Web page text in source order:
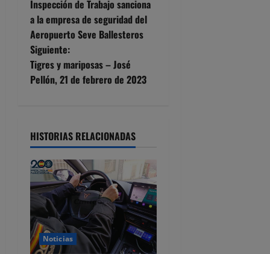
a
v
e
c
i
ó
n
d
Inspección de Trabajo sanciona
a la empresa de seguridad del
Aeropuerto Seve Ballesteros
Siguiente:
Tigres y mariposas – José
Pellón, 21 de febrero de 2023
HISTORIAS RELACIONADAS
Noticias